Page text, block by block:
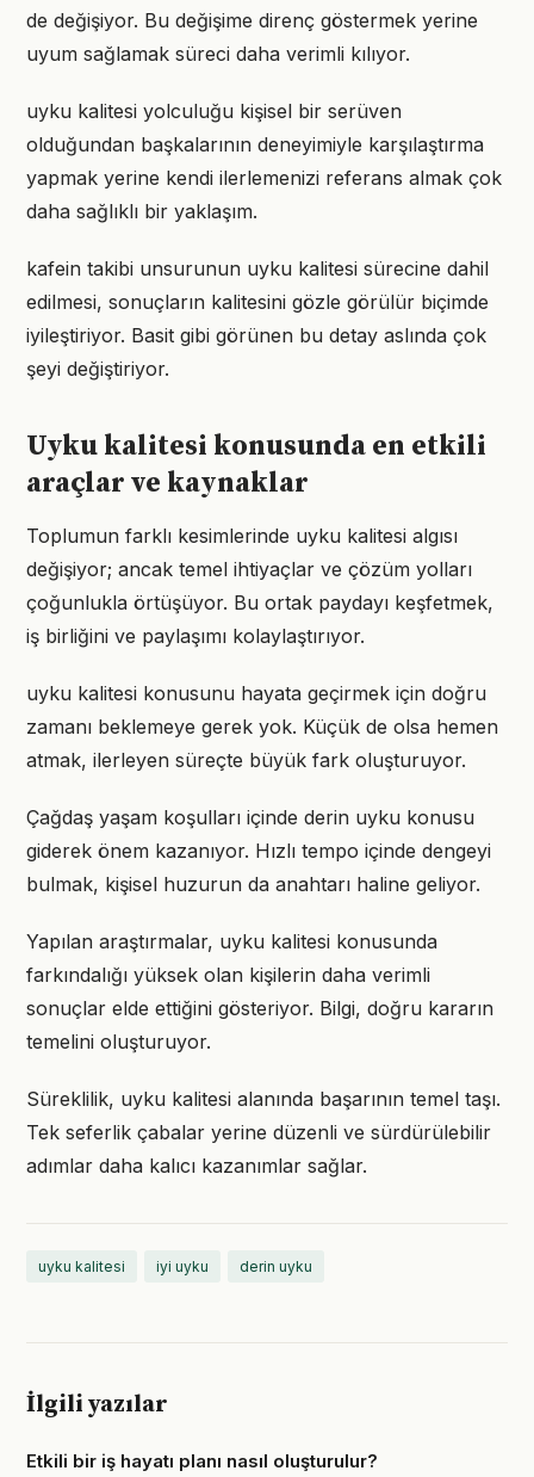
de değişiyor. Bu değişime direnç göstermek yerine
uyum sağlamak süreci daha verimli kılıyor.
uyku kalitesi yolculuğu kişisel bir serüven
olduğundan başkalarının deneyimiyle karşılaştırma
yapmak yerine kendi ilerlemenizi referans almak çok
daha sağlıklı bir yaklaşım.
kafein takibi unsurunun uyku kalitesi sürecine dahil
edilmesi, sonuçların kalitesini gözle görülür biçimde
iyileştiriyor. Basit gibi görünen bu detay aslında çok
şeyi değiştiriyor.
Uyku kalitesi konusunda en etkili
araçlar ve kaynaklar
Toplumun farklı kesimlerinde uyku kalitesi algısı
değişiyor; ancak temel ihtiyaçlar ve çözüm yolları
çoğunlukla örtüşüyor. Bu ortak paydayı keşfetmek,
iş birliğini ve paylaşımı kolaylaştırıyor.
uyku kalitesi konusunu hayata geçirmek için doğru
zamanı beklemeye gerek yok. Küçük de olsa hemen
atmak, ilerleyen süreçte büyük fark oluşturuyor.
Çağdaş yaşam koşulları içinde derin uyku konusu
giderek önem kazanıyor. Hızlı tempo içinde dengeyi
bulmak, kişisel huzurun da anahtarı haline geliyor.
Yapılan araştırmalar, uyku kalitesi konusunda
farkındalığı yüksek olan kişilerin daha verimli
sonuçlar elde ettiğini gösteriyor. Bilgi, doğru kararın
temelini oluşturuyor.
Süreklilik, uyku kalitesi alanında başarının temel taşı.
Tek seferlik çabalar yerine düzenli ve sürdürülebilir
adımlar daha kalıcı kazanımlar sağlar.
uyku kalitesi iyi uyku derin uyku
İlgili yazılar
Etkili bir iş hayatı planı nasıl oluşturulur?